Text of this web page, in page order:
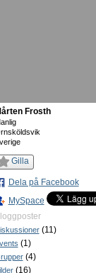
Frosth
Gilla
Dela på Facebook
MySpace
(11)
(1)
(4)
(16)